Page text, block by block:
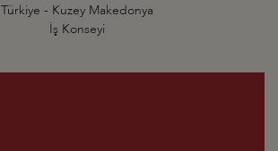
Türkiye - Kuzey Makedonya
İş Konseyi